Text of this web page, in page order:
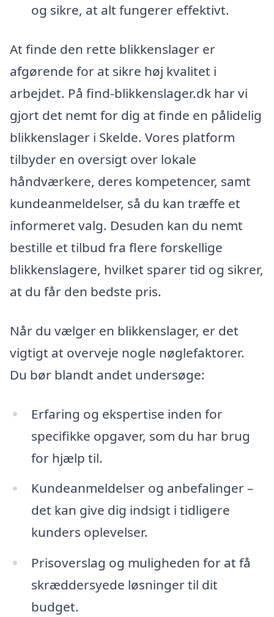
og sikre, at alt fungerer effektivt.
At finde den rette blikkenslager er
afgørende for at sikre høj kvalitet i
arbejdet. På find-blikkenslager.dk har vi
gjort det nemt for dig at finde en pålidelig
blikkenslager i Skelde. Vores platform
tilbyder en oversigt over lokale
håndværkere, deres kompetencer, samt
kundeanmeldelser, så du kan træffe et
informeret valg. Desuden kan du nemt
bestille et tilbud fra flere forskellige
blikkenslagere, hvilket sparer tid og sikrer,
at du får den bedste pris.
Når du vælger en blikkenslager, er det
vigtigt at overveje nogle nøglefaktorer.
Du bør blandt andet undersøge:
Erfaring og ekspertise inden for
specifikke opgaver, som du har brug
for hjælp til.
Kundeanmeldelser og anbefalinger –
det kan give dig indsigt i tidligere
kunders oplevelser.
Prisoverslag og muligheden for at få
skræddersyede løsninger til dit
budget.